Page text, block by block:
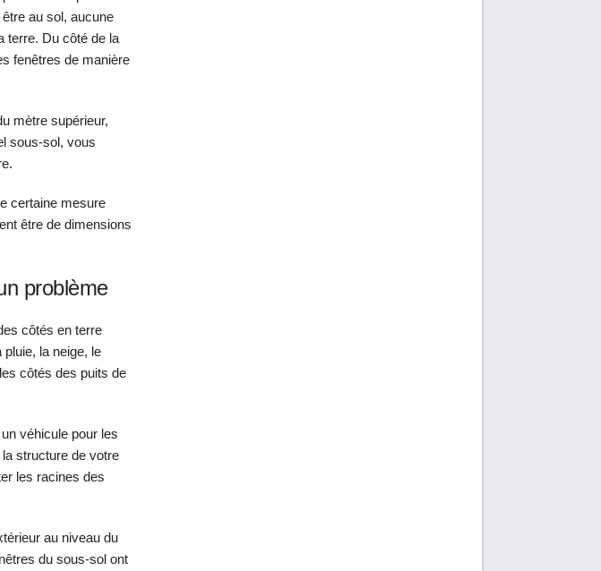
au sol, aucune
terre. Du côté de la
fenêtres de manière
mètre supérieur,
sous-sol, vous
certaine mesure
être de dimensions
problème
côtés en terre
la neige, le
côtés des puits de
véhicule pour les
structure de votre
les racines des
au niveau du
du sous-sol ont